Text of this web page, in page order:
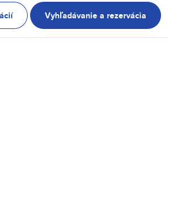
Vyhľadávanie a rezervácia